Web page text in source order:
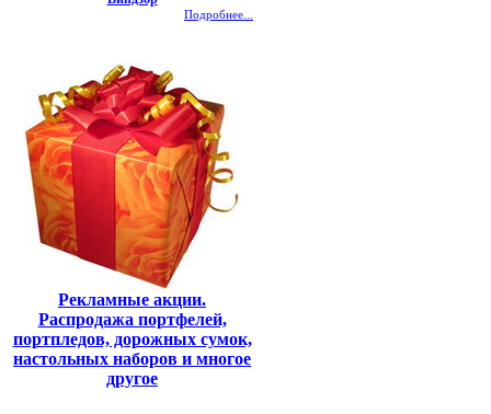
Подробнее...
Рекламные акции.
Распродажа портфелей,
портпледов, дорожных сумок,
настольных наборов и многое
другое